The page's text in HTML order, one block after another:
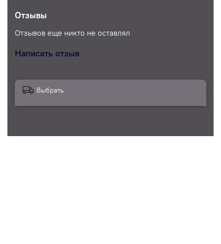
Отзывы
Отзывов еще никто не оставлял
Написать отзыв
Выбрать